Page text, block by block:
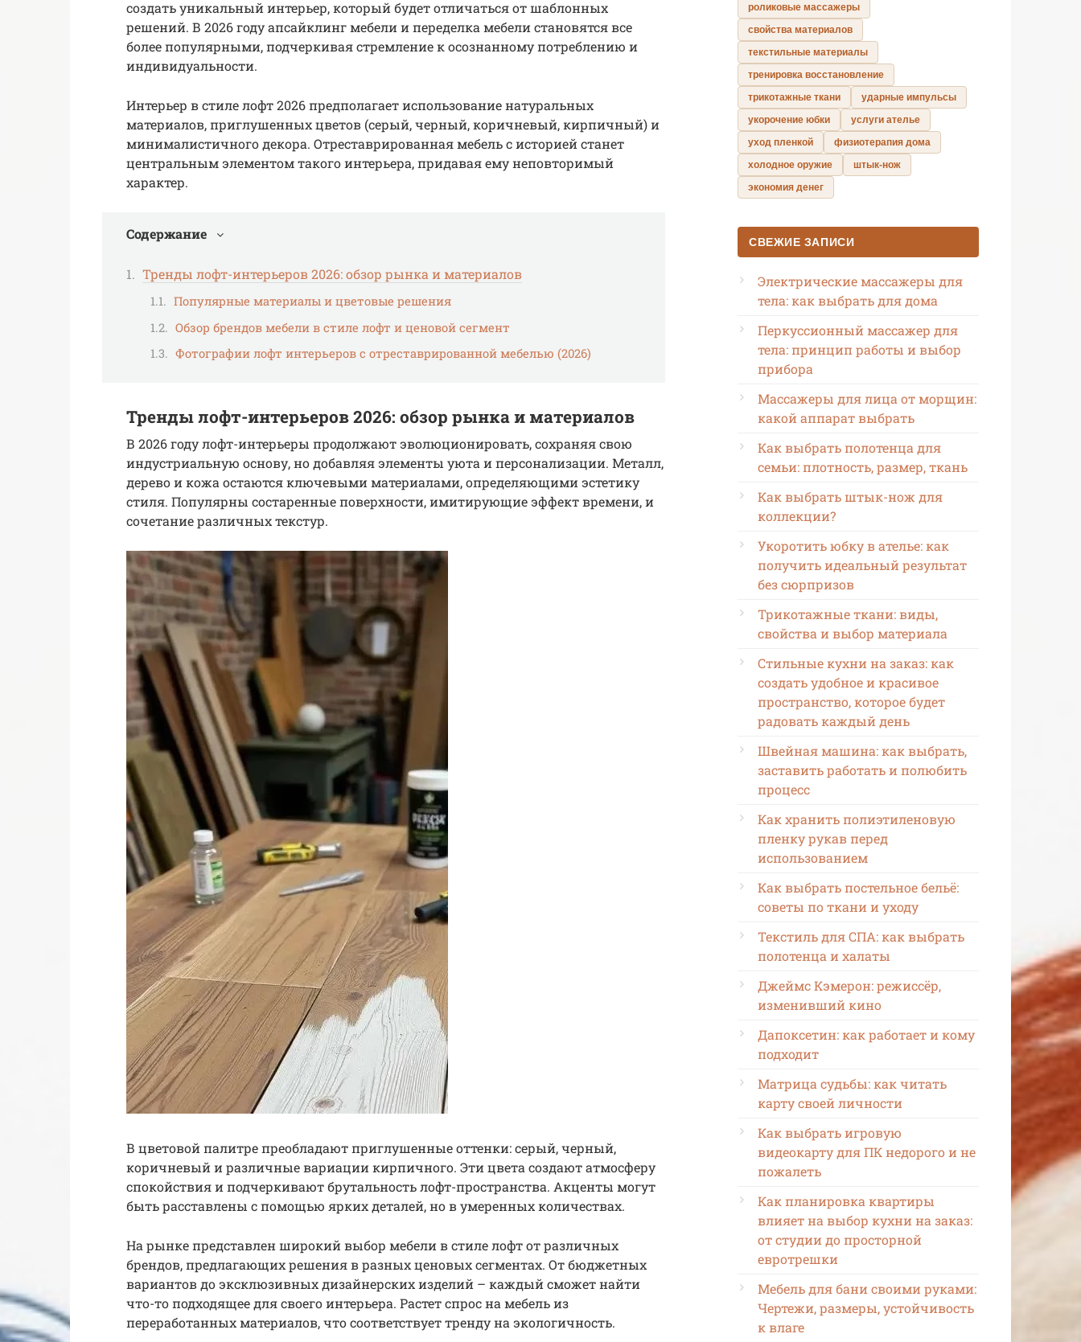
создать уникальный интерьер, который будет отличаться от шаблонных
решений. В 2026 году апсайклинг мебели и переделка мебели становятся все
более популярными, подчеркивая стремление к осознанному потреблению и
индивидуальности.
Интерьер в стиле лофт 2026 предполагает использование натуральных
материалов, приглушенных цветов (серый, черный, коричневый, кирпичный) и
минималистичного декора. Отреставрированная мебель с историей станет
центральным элементом такого интерьера, придавая ему неповторимый
характер.
Содержание
Тренды лофт-интерьеров 2026: обзор рынка и материалов
Популярные материалы и цветовые решения
Обзор брендов мебели в стиле лофт и ценовой сегмент
Фотографии лофт интерьеров с отреставрированной мебелью (2026)
Тренды лофт-интерьеров 2026: обзор рынка и материалов
В 2026 году лофт-интерьеры продолжают эволюционировать, сохраняя свою
индустриальную основу, но добавляя элементы уюта и персонализации. Металл,
дерево и кожа остаются ключевыми материалами, определяющими эстетику
стиля. Популярны состаренные поверхности, имитирующие эффект времени, и
сочетание различных текстур.
В цветовой палитре преобладают приглушенные оттенки: серый, черный,
коричневый и различные вариации кирпичного. Эти цвета создают атмосферу
спокойствия и подчеркивают брутальность лофт-пространства. Акценты могут
быть расставлены с помощью ярких деталей, но в умеренных количествах.
На рынке представлен широкий выбор мебели в стиле лофт от различных
брендов, предлагающих решения в разных ценовых сегментах. От бюджетных
вариантов до эксклюзивных дизайнерских изделий – каждый сможет найти
что-то подходящее для своего интерьера. Растет спрос на мебель из
переработанных материалов, что соответствует тренду на экологичность.
роликовые массажеры
свойства материалов
текстильные материалы
тренировка восстановление
трикотажные ткани
ударные импульсы
укорочение юбки
услуги ателье
уход пленкой
физиотерапия дома
холодное оружие
штык-нож
экономия денег
СВЕЖИЕ ЗАПИСИ
Электрические массажеры для
тела: как выбрать для дома
Перкуссионный массажер для
тела: принцип работы и выбор
прибора
Массажеры для лица от морщин:
какой аппарат выбрать
Как выбрать полотенца для
семьи: плотность, размер, ткань
Как выбрать штык-нож для
коллекции?
Укоротить юбку в ателье: как
получить идеальный результат
без сюрпризов
Трикотажные ткани: виды,
свойства и выбор материала
Стильные кухни на заказ: как
создать удобное и красивое
пространство, которое будет
радовать каждый день
Швейная машина: как выбрать,
заставить работать и полюбить
процесс
Как хранить полиэтиленовую
пленку рукав перед
использованием
Как выбрать постельное бельё:
советы по ткани и уходу
Текстиль для СПА: как выбрать
полотенца и халаты
Джеймс Кэмерон: режиссёр,
изменивший кино
Дапоксетин: как работает и кому
подходит
Матрица судьбы: как читать
карту своей личности
Как выбрать игровую
видеокарту для ПК недорого и не
пожалеть
Как планировка квартиры
влияет на выбор кухни на заказ:
от студии до просторной
евротрешки
Мебель для бани своими руками:
Чертежи, размеры, устойчивость
к влаге